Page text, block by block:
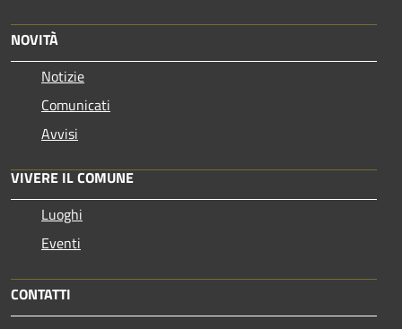
NOVITÀ
Notizie
Comunicati
Avvisi
VIVERE IL COMUNE
Luoghi
Eventi
CONTATTI